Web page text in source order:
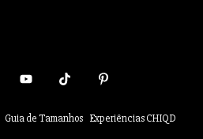
Guia de Tamanhos Experiências CHIQD